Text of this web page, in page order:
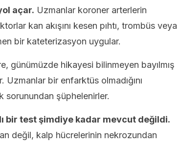
açar. Uzmanlar koroner arterlerin
kan akışını kesen pıhtı, trombüs veya
bir kateterizasyon uygular.
günümüzde hikayesi bilinmeyen bayılmış
bir enfarktüs olmadığını
sorunundan şüphelenirler.
bir test şimdiye kadar mevcut değildi.
değil, kalp hücrelerinin nekrozundan